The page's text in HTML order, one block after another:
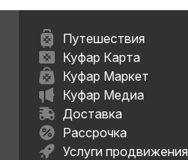
Путешествия
Куфар Карта
Куфар Маркет
Куфар Медиа
Доставка
Рассрочка
Услуги продвижения